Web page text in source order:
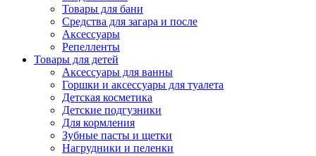
Товары для бани
Средства для загара и после
Аксессуары
Репелленты
Товары для детей
Аксессуары для ванны
Горшки и аксессуары для туалета
Детская косметика
Детские подгузники
Для кормления
Зубные пасты и щетки
Нагрудники и пеленки